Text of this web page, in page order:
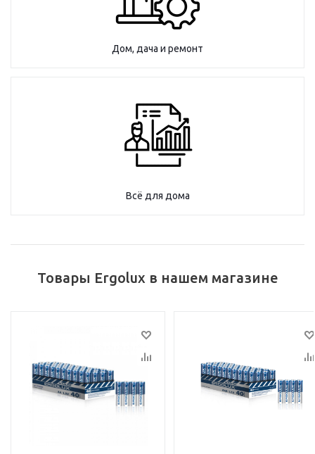
Дом, дача и ремонт
Всё для дома
Товары Ergolux в нашем магазине